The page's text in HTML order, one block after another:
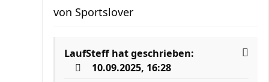
von Sportslover
LaufSteffhat geschrieben:
10.09.2025, 16:28